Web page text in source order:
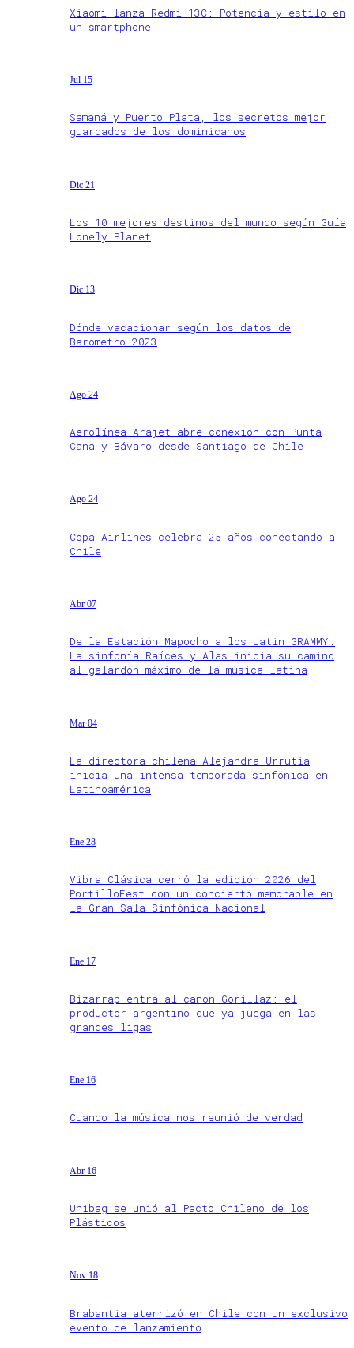
Xiaomi lanza Redmi 13C: Potencia y estilo en
un smartphone
Jul 15
Samaná y Puerto Plata, los secretos mejor
guardados de los dominicanos
Dic 21
Los 10 mejores destinos del mundo según Guía
Lonely Planet
Dic 13
Dónde vacacionar según los datos de
Barómetro 2023
Ago 24
Aerolínea Arajet abre conexión con Punta
Cana y Bávaro desde Santiago de Chile
Ago 24
Copa Airlines celebra 25 años conectando a
Chile
Abr 07
De la Estación Mapocho a los Latin GRAMMY:
La sinfonía Raíces y Alas inicia su camino
al galardón máximo de la música latina
Mar 04
La directora chilena Alejandra Urrutia
inicia una intensa temporada sinfónica en
Latinoamérica
Ene 28
Vibra Clásica cerró la edición 2026 del
PortilloFest con un concierto memorable en
la Gran Sala Sinfónica Nacional
Ene 17
Bizarrap entra al canon Gorillaz: el
productor argentino que ya juega en las
grandes ligas
Ene 16
Cuando la música nos reunió de verdad
Abr 16
Unibag se unió al Pacto Chileno de los
Plásticos
Nov 18
Brabantia aterrizó en Chile con un exclusivo
evento de lanzamiento